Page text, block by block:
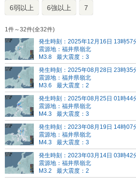
6弱以上 6強以上 7
1件～32件(全32件)
発生時刻：2025年12月16日 13時57
震源地：福井県嶺北
M3.8
最大震度：3
発生時刻：2025年08月28日 23時35
震源地：福井県嶺北
M3.6
最大震度：2
発生時刻：2025年08月25日 01時44
震源地：福井県嶺北
M4.3
最大震度：3
発生時刻：2023年08月19日 14時07
震源地：福井県嶺北
M4.3
最大震度：3
発生時刻：2023年03月14日 03時42
震源地：福井県嶺北
M3.2
最大震度：2